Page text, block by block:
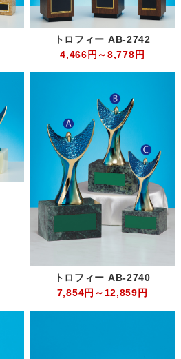
トロフィー AB-2742
4,466円～8,778円
トロフィー AB-2740
7,854円～12,859円